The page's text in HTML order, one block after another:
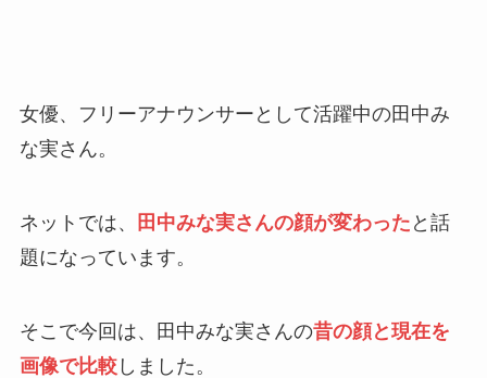
女優、フリーアナウンサーとして活躍中の田中み
な実さん。
ネットでは、 田中みな実さんの顔が変わった と話
題になっています。
そこで今回は、田中みな実さんの昔の顔と現在を
画像で比較しました。